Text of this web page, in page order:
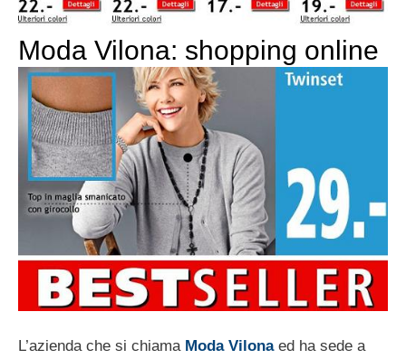
Moda Vilona: shopping online
L’azienda che si chiama Moda Vilonaed ha sede a